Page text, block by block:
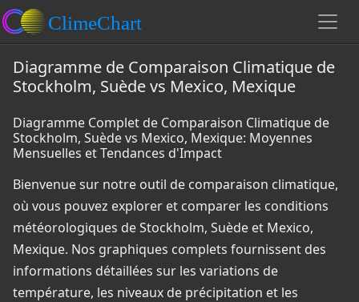
Diagramme de Comparaison Climatique de
Stockholm, Suède vs Mexico, Mexique
Diagramme Complet de Comparaison Climatique de
Stockholm, Suède vs Mexico, Mexique: Moyennes
Mensuelles et Tendances d'Impact
Bienvenue sur notre outil de comparaison climatique,
où vous pouvez explorer et comparer les conditions
météorologiques de Stockholm, Suède et Mexico,
Mexique. Nos graphiques complets fournissent des
informations détaillées sur les variations de
température, les niveaux de précipitation et les